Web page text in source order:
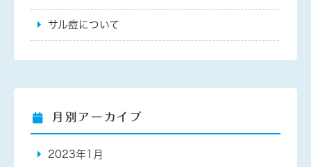
サル痘について
月別アーカイブ
2023年1月